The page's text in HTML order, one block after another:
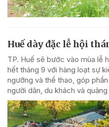
Huế dày đặc lễ hội
TP. Huế sẽ bước vào mùa lễ
hết tháng 9 với hàng loạt sự
ngưỡng và thể thao, góp
người dân, du khách và quảng